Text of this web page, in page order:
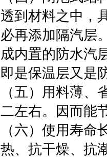
透到材料之中，
必再添加隔汽层
成内置的防水汽
即是保温层又是
（五）用料薄
二左右。因而能
（六）使用寿
热、抗干燥、抗